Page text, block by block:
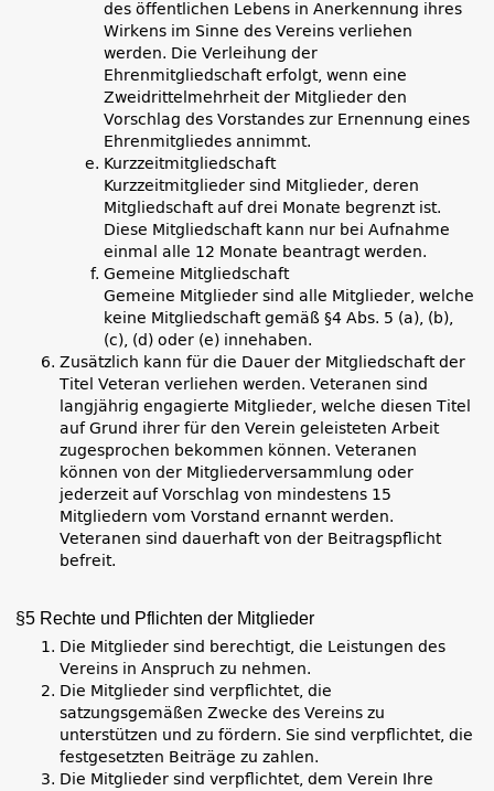
des öffentlichen Lebens in Anerkennung ihres
Wirkens im Sinne des Vereins verliehen
werden. Die Verleihung der
Ehrenmitgliedschaft erfolgt, wenn eine
Zweidrittelmehrheit der Mitglieder den
Vorschlag des Vorstandes zur Ernennung eines
Ehrenmitgliedes annimmt.
Kurzzeitmitgliedschaft
Kurzzeitmitglieder sind Mitglieder, deren
Mitgliedschaft auf drei Monate begrenzt ist.
Diese Mitgliedschaft kann nur bei Aufnahme
einmal alle 12 Monate beantragt werden.
Gemeine Mitgliedschaft
Gemeine Mitglieder sind alle Mitglieder, welche
keine Mitgliedschaft gemäß §4 Abs. 5 (a), (b),
(c), (d) oder (e) innehaben.
Zusätzlich kann für die Dauer der Mitgliedschaft der
Titel Veteran verliehen werden. Veteranen sind
langjährig engagierte Mitglieder, welche diesen Titel
auf Grund ihrer für den Verein geleisteten Arbeit
zugesprochen bekommen können. Veteranen
können von der Mitgliederversammlung oder
jederzeit auf Vorschlag von mindestens 15
Mitgliedern vom Vorstand ernannt werden.
Veteranen sind dauerhaft von der Beitragspflicht
befreit.
§5 Rechte und Pflichten der Mitglieder
Die Mitglieder sind berechtigt, die Leistungen des
Vereins in Anspruch zu nehmen.
Die Mitglieder sind verpflichtet, die
satzungsgemäßen Zwecke des Vereins zu
unterstützen und zu fördern. Sie sind verpflichtet, die
festgesetzten Beiträge zu zahlen.
Die Mitglieder sind verpflichtet, dem Verein Ihre